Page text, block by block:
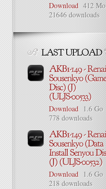
Download 412 Mo
21646 downloads
Download 1.6 Go
778 downloads
Download 1.6 Go
218 downloads